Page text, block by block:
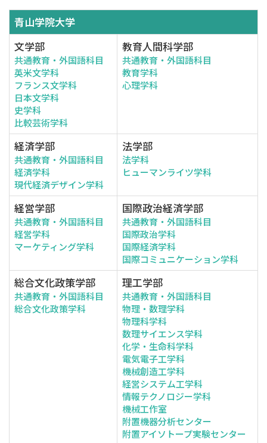
青山学院大学
文学部
共通教育・外国語科目
英米文学科
フランス文学科
日本文学科
史学科
比較芸術学科
教育人間科学部
共通教育・外国語科目
教育学科
心理学科
経済学部
共通教育・外国語科目
経済学科
現代経済デザイン学科
法学部
法学科
ヒューマンライツ学科
経営学部
共通教育・外国語科目
経営学科
マーケティング学科
国際政治経済学部
共通教育・外国語科目
国際政治学科
国際経済学科
国際コミュニケーション学科
総合文化政策学部
共通教育・外国語科目
総合文化政策学科
理工学部
共通教育・外国語科目
物理・数理学科
物理科学科
数理サイエンス学科
化学・生命科学科
電気電子工学科
機械創造工学科
経営システム工学科
情報テクノロジー学科
機械工作室
附置機器分析センター
附置アイソトープ実験センター